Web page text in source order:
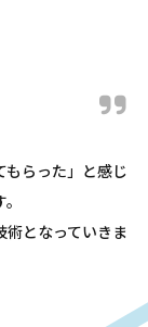
らった」と感じ
術となっていきま